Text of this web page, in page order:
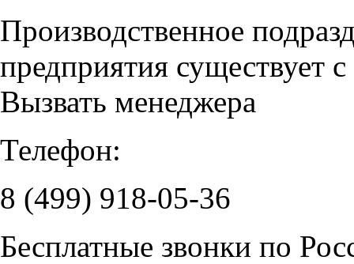
Производственное
предприятия существует
Вызвать менеджера
Телефон:
8 (499) 918-05-36
Бесплатные звонки по